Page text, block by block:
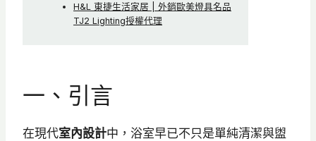
H&L 東捷生活家居 | 外銷歐美燈具名品
TJ2 Lighting授權代理
一、引言
在現代室內設計中，浴室早已不只是單純清潔與盥